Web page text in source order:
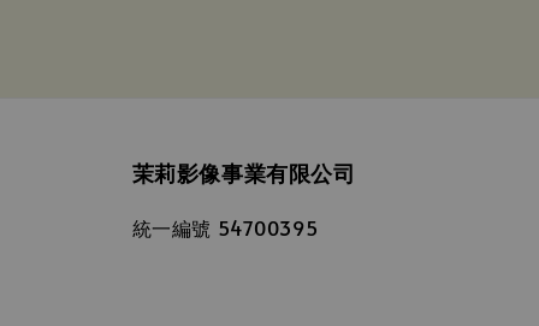
茉莉影像事業有限公司
統一編號 54700395